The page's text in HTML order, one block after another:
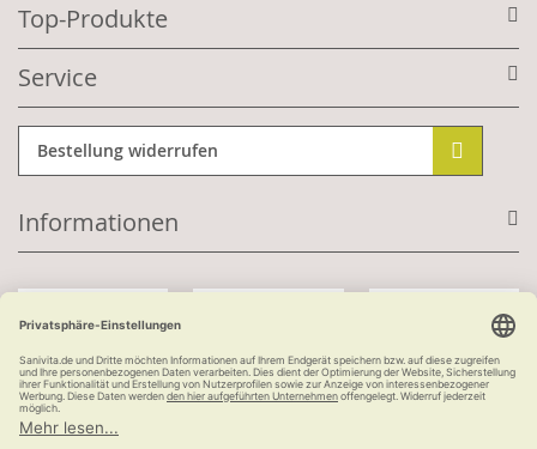
Top-Produkte
Service
Bestellung widerrufen
Informationen
Kauf auf Rechnung